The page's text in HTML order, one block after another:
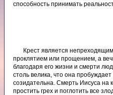
способность принимать
Крест является
проклятием или прощением, а
благодаря его жизни и смерти
столь велика, что она
созидательна. Смерть Иисуса на
простить грех и поглотить все